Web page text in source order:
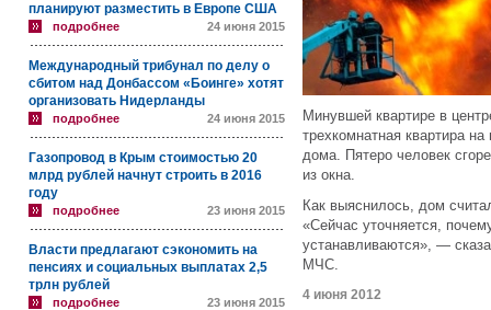
планируют разместить в Европе США
подробнее 24 июня 2015
Международный трибунал по делу о
сбитом над Донбассом «Боинге» хотят
организовать Нидерланды
подробнее 24 июня 2015
Газопровод в Крым стоимостью 20
млрд рублей начнут строить в 2016
году
подробнее 23 июня 2015
Власти предлагают сэкономить на
пенсиях и социальных выплатах 2,5
трлн рублей
подробнее 23 июня 2015
Минувшей квартире в
трехкомнатная квартира
дома. Пятеро человек
из окна.
Как выяснилось, дом
«Сейчас уточняется,
устанавливаются», —
МЧС.
4 июня 2012